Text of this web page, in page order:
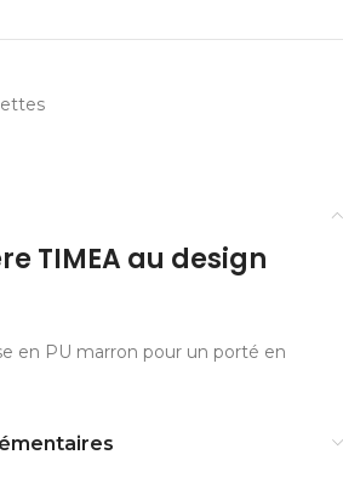
TIMEA au design
en PU marron pour un porté en